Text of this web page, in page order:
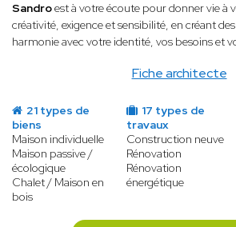
Fiche architecte
Sandroest à votre écoute pour donner vie à
créativité, exigence et sensibilité, en créant
harmonie avec votre identité, vos besoins et
21 types de
biens
Maison individuelle
Maison passive /
écologique
Chalet / Maison en
bois
17 types de
travaux
Construction neuve
Rénovation
Rénovation
énergétique